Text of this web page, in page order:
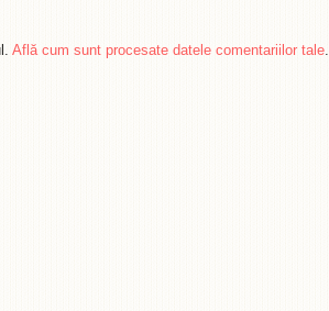
Află cum sunt procesate datele comentariilor tale.